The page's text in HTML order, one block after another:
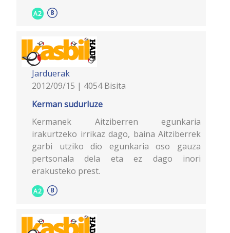
A2
Jarduerak
2012/09/15 | 4054 Bisita
Kerman sudurluze
Kermanek Aitziberren egunkaria
irakurtzeko irrikaz dago, baina Aitziberrek
garbi utziko dio egunkaria oso gauza
pertsonala dela eta ez dago inori
erakusteko prest.
A2